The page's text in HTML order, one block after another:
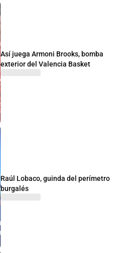
Así juega Armoni Brooks, bomba
exterior del Valencia Basket
Raúl Lobaco, guinda del perímetro
burgalés